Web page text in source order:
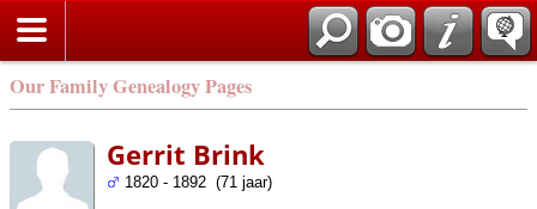
Our Family Genealogy Pages
Gerrit Brink
1820 - 1892 (71 jaar)